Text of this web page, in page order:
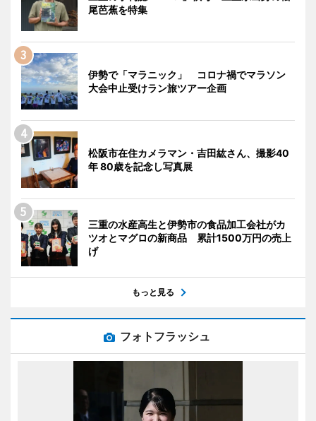
尾芭蕉を特集
伊勢で「マラニック」 コロナ禍でマラソン
大会中止受けラン旅ツアー企画
松阪市在住カメラマン・吉田紘さん、撮影40
年 80歳を記念し写真展
三重の水産高生と伊勢市の食品加工会社がカ
ツオとマグロの新商品 累計1500万円の売上
げ
もっと見る
フォトフラッシュ